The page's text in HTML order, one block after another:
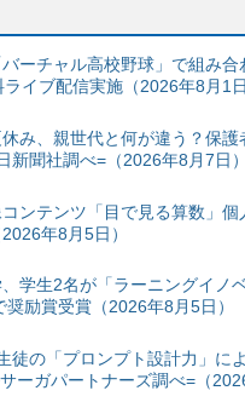
ーチャル高校野球」で組み合
イブ配信実施（2026年8月1日
み、親世代と何が違う？保護
新聞社調べ=（2026年8月7日）
ンテンツ「目で見る算数」個
年8月5日）
学生2名が「ラーニングイノ
励賞受賞（2026年8月5日）
徒の「プロンプト設計力」に
ーガパートナーズ調べ=（